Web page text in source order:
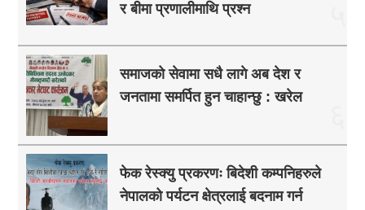
र बीमा प्रणालीमाथि प्रश्न
समाजको सेवामा सधै लागे अब देश र
जनतामा समर्पित हुन चाहान्छु : खरेल
फेक रेस्क्यु प्रकरणः बिदेशी कम्पनिहरुले
नेपालको पर्यटन क्षेत्रलाई बदनाम गर्न